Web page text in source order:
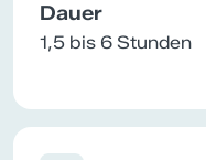
Dauer
1,5 bis 6 Stunden